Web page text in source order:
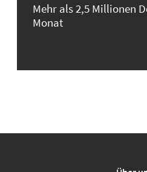
Mehr als 2,5 Millionen
Monat